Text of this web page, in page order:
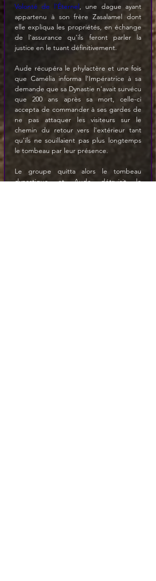
Volonté de l'Éternel, une dague ayant
appartenu à son frère Zasalamel dont
elle expliqua les propriétés, en échange
de l'assurance qu'ils feront parler la
justice en le tuant définitivement.
Aude récupéra le phylactère et une fois
que Camélia informa l'Impératrice à sa
demande que sa Dynastie n'avait survécu
que 200 ans après sa mort, celle-ci
accepta de commander à ses gardes de
ne pas attaquer les visiteurs sur le
chemin du retour vers l'extérieur tant
qu'ils ne souillaient pas plus longtemps
le tombeau par leur présence.
Le groupe quitta alors le tombeau
dynastique et Aude détruisit le